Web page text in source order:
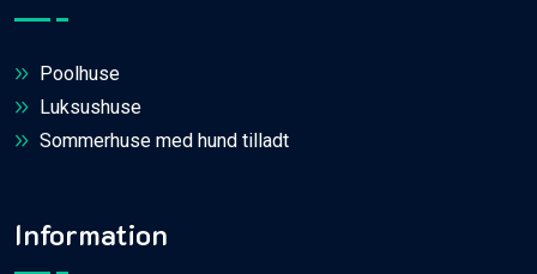
Poolhuse
Luksushuse
Sommerhuse med hund tilladt
Information